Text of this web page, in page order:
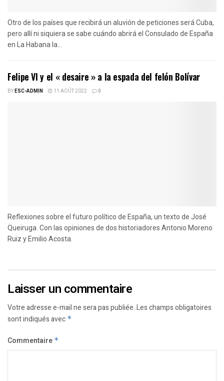
Otro de los países que recibirá un aluvión de peticiones será Cuba,
pero allí ni siquiera se sabe cuándo abrirá el Consulado de España
en La Habana la...
Felipe VI y el « desaire » a la espada del felón Bolívar
BYESC-ADMIN 11 AOÛT 2022 0
Reflexiones sobre el futuro político de España, un texto de José
Queiruga. Con las opiniones de dos historiadores Antonio Moreno
Ruiz y Emilio Acosta.
Laisser un commentaire
Votre adresse e-mail ne sera pas publiée.Les champs obligatoires
sont indiqués avec *
Commentaire *